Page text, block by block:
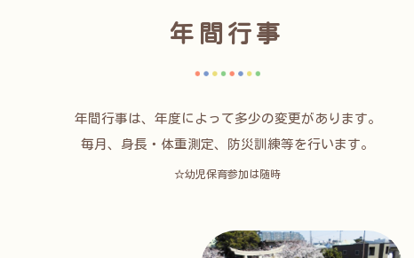
年間行事
年間行事は、年度によって多少の変更があります。
毎月、身長・体重測定、防災訓練等を行います。
☆幼児保育参加は随時